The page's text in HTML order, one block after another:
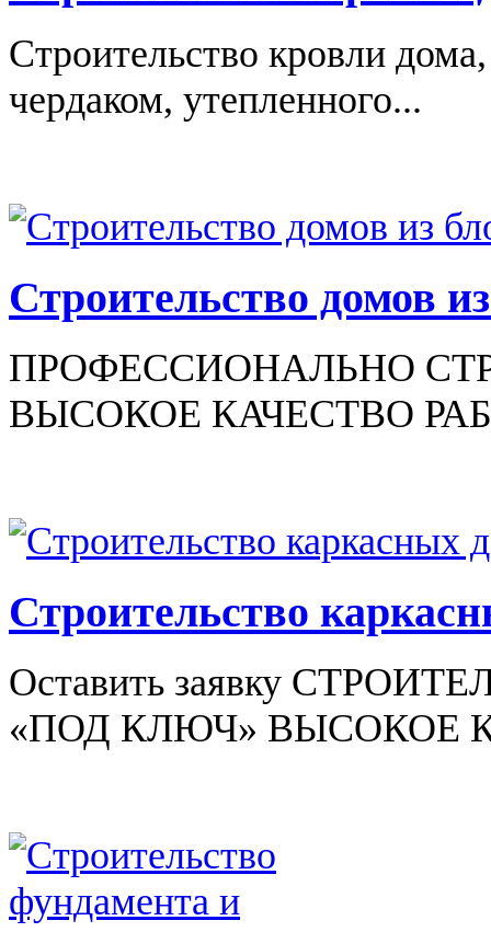
Строительство кровли
чердаком, утепленного...
Строительство домов
ПРОФЕССИОНАЛЬНО
ВЫСОКОЕ КАЧЕСТВО
Строительство
Оставить заявку
«ПОД КЛЮЧ» ВЫСОКОЕ